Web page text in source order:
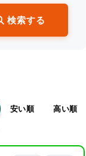
検索する
安い順 高い順